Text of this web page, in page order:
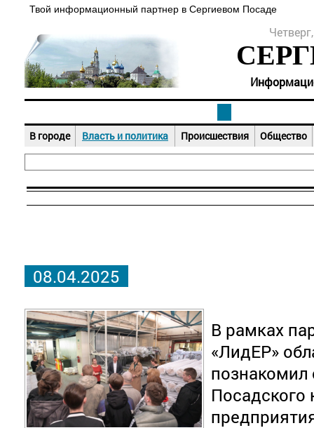
Твой информационный партнер в Сергиевом Посаде
В городе Власть и политика Происшествия Общество
08.04.2025
В рамках
«ЛидЕР»
познакомил
Посадского